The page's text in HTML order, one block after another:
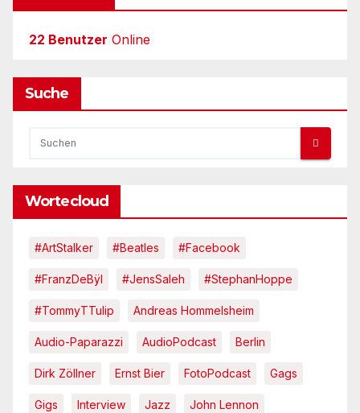
22 Benutzer Online
Suche
Wortecloud
#ArtStalker #Beatles #Facebook
#FranzDeBÿl #JensSaleh #StephanHoppe
#TommyTTulip Andreas Hommelsheim
Audio-Paparazzi AudioPodcast Berlin
Dirk Zöllner Ernst Bier FotoPodcast Gags
Gigs Interview Jazz John Lennon